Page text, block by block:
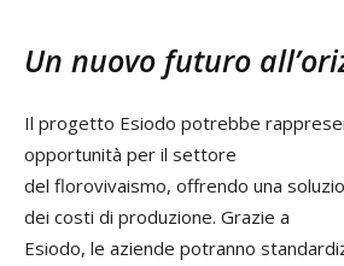
Un nuovo futuro
Il progetto Esiodo potrebbe
opportunità per il settore
del florovivaismo, offrendo una
dei costi di produzione. Grazie a
Esiodo, le aziende potranno